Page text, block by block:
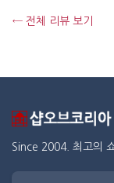
← 전체 리뷰 보기
Since 2004. 최고의